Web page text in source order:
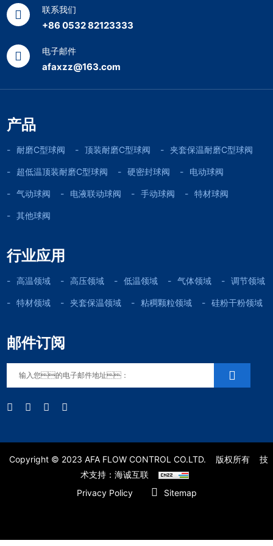
联系我们
+86 0532 82123333
电子邮件
afaxzz@163.com
产品
耐磨C型球阀 顶装耐磨C型球阀 夹套保温耐磨C型球阀
超低温顶装耐磨C型球阀 硬密封球阀 电动球阀
气动球阀 电液联动球阀 手动球阀 特材球阀
其他球阀
行业应用
高温领域 高压领域 低温领域 气体领域 调节领域
特材领域 夹套保温领域 粘稠颗粒领域 硅粉干粉领域
邮件订阅
Copyright © 2023 AFA FLOW CONTROL CO.LTD. 版权所有
技
术支持：海诚互联
Privacy Policy
Sitemap